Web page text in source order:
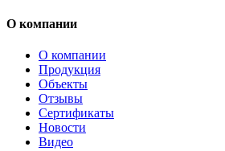
О компании
О компании
Продукция
Объекты
Отзывы
Сертификаты
Новости
Видео